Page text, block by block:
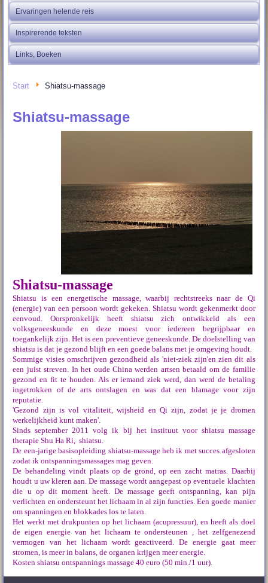
Ervaringen helende reis
Inspirerende teksten
Links, Boeken
Start Shiatsu-massage
Shiatsu-massage
Shiatsu-massage
Shiatsu is een energetische massage, waarbij rechtstreeks naar de Qi
(energie) van een persoon wordt gekeken. Shiatsu wordt gekenmerkt door
eenvoud. Oorspronkelijk heeft shiatsu zich ontwikkeld als een
volksgeneeskunde en deze moest voor iedereen begrijpbaar en
toegankelijk zijn. Het is een preventieve geneeskunde. De doelstelling van
shiatsu is dat je gezond blijft en een goede balans met je omgeving houdt.
Sommige visies omschrijven gezondheid als 'niet-ziek zijn'en zien dit als
een juist streven. In het oude China werden artsen betaald om de familie
gezond en fit te houden. Als er iemand ziek werd, dan werd de betaling
ingetrokken of de arts ontslagen en was dat een blamage voor zijn
reputatie.
'Gezond zijn is vol vitaliteit, wijsheid en Qi zijn, zodat je je dromen
werkelijkheid kunt maken'.
Sinds september 2011 volg ik bij het instituut voor shiatsu massage
therapie Shu Ha Ri, shiatsu.
De een-jarige basisopleiding shiatsu-massage heb ik met succes afgesloten
zodat ik ontspanningsmassages mag geven.
De behandeling vindt plaats op de grond, op een zacht matras. Daarbij
houdt u uw kleren aan. De massage wordt aangepast op eventuele klachten
die u op dit moment heeft. De massage geeft ontspanning, kan pijn
verlichten en ondersteunt het lichaam in al zijn functies. Een goede manier
om spanningen en blokkades los te laten.
Het werkt met drukpunten op het lichaam (acupressuur), en heeft als doel
de eigen energie van het lichaam te ondersteunen , het zelfgenezend
vermogen van het lichaam wordt geactiveerd. De energie gaat meer
stromen, is meer in balans, de organen krijgen meer energie.
Kosten shiatsu ontspannings massage 40 euro (50 min./1 uur).